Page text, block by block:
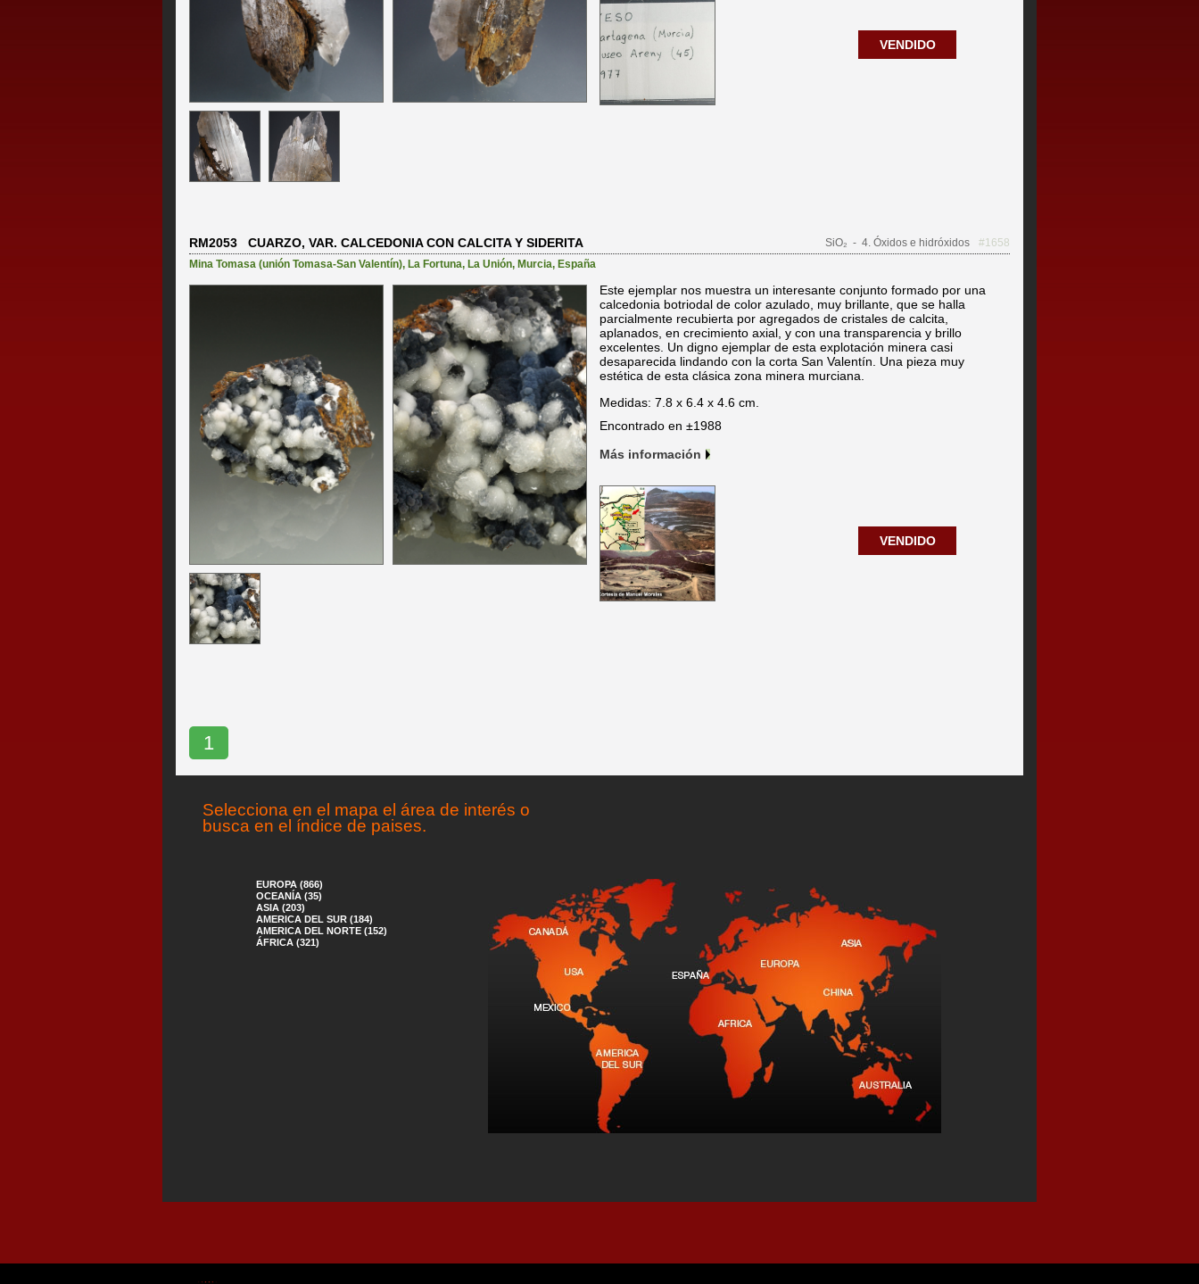
VENDIDO
RM2053 CUARZO, VAR. CALCEDONIA CON CALCITA Y SIDERITA SiO₂ - 4. Óxidos e hidróxidos
#1658
Mina Tomasa (unión Tomasa-San Valentín), La Fortuna, La Unión, Murcia, España
Este ejemplar nos muestra un interesante conjunto formado por una
calcedonia botriodal de color azulado, muy brillante, que se halla
parcialmente recubierta por agregados de cristales de calcita,
aplanados, en crecimiento axial, y con una transparencia y brillo
excelentes. Un digno ejemplar de esta explotación minera casi
desaparecida lindando con la corta San Valentín. Una pieza muy
estética de esta clásica zona minera murciana.
Medidas: 7.8 x 6.4 x 4.6 cm.
Encontrado en ±1988
Más información
VENDIDO
1
Selecciona en el mapa el área de interés o
busca en el índice de paises.
EUROPA (866)
OCEANÍA (35)
ASIA (203)
AMERICA DEL SUR (184)
AMERICA DEL NORTE (152)
ÁFRICA (321)